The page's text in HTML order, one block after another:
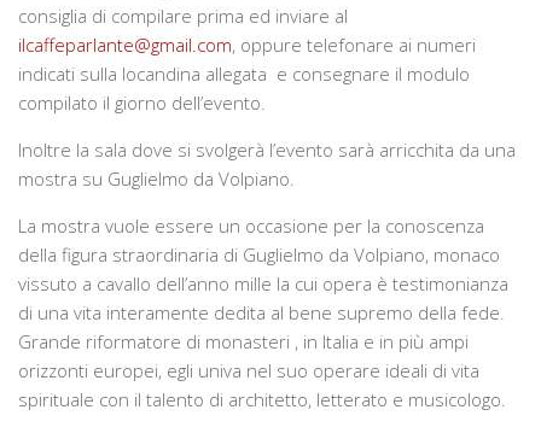
Rassegna stampa
Adesioni
Contatti
consiglia di compilare prima ed inviare al
ilcaffeparlante@gmail.com, oppure telefonare ai numeri
indicati sulla locandina allegata e consegnare il modulo
compilato il giorno dell’evento.
Inoltre la sala dove si svolgerà l’evento sarà arricchita da una
mostra su Guglielmo da Volpiano.
La mostra vuole essere un occasione per la conoscenza
della figura straordinaria di Guglielmo da Volpiano, monaco
vissuto a cavallo dell’anno mille la cui opera è testimonianza
di una vita interamente dedita al bene supremo della fede.
Grande riformatore di monasteri , in Italia e in più ampi
orizzonti europei, egli univa nel suo operare ideali di vita
spirituale con il talento di architetto, letterato e musicologo.